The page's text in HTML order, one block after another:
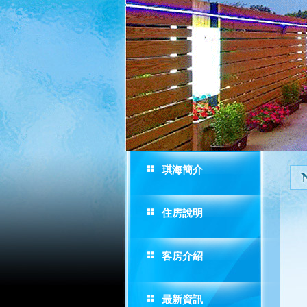
琪海簡介
住房說明
客房介紹
最新資訊